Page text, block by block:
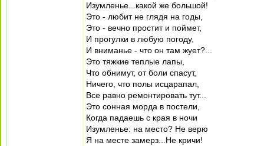
Изумленье...какой же большой!
Это - любит не глядя на годы,
Это - вечно простит и поймет,
И прогулки в любую погоду,
И вниманье - что он там жует?...
Это тяжкие теплые лапы,
Что обнимут, от боли спасут,
Ничего, что полы исцарапал,
Все равно ремонтировать тут...
Это сонная морда в постели,
Когда падаешь с края в ночи
Изумленье: на место? Не верю
Я на месте замерз...Не кричи!